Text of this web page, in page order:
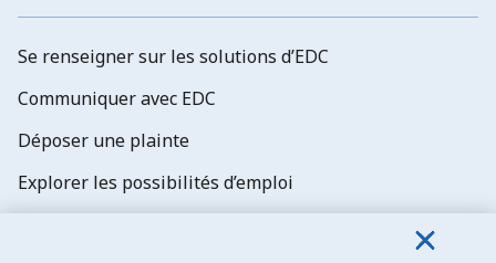
Se renseigner sur les solutions d’EDC
Communiquer avec EDC
Déposer une plainte
Explorer les possibilités d’emploi